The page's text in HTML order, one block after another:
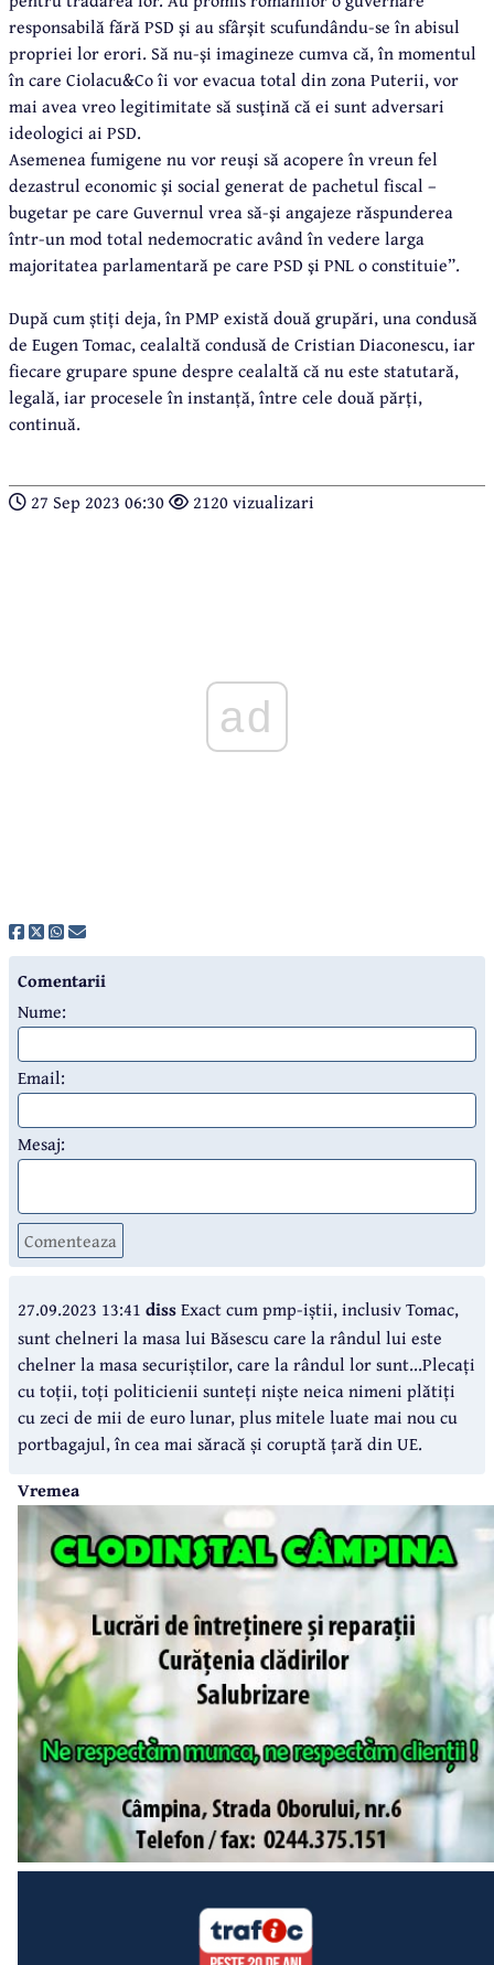
responsabilă fără PSD şi au sfârşit scufundându-se în abisul
propriei lor erori. Să nu-şi imagineze cumva că, în momentul
în care Ciolacu&Co îi vor evacua total din zona Puterii, vor
mai avea vreo legitimitate să susţină că ei sunt adversari
ideologici ai PSD.
Asemenea fumigene nu vor reuşi să acopere în vreun fel
dezastrul economic şi social generat de pachetul fiscal –
bugetar pe care Guvernul vrea să-şi angajeze răspunderea
într-un mod total nedemocratic având în vedere larga
majoritatea parlamentară pe care PSD şi PNL o constituie”.
După cum știți deja, în PMP există două grupări, una condusă
de Eugen Tomac, cealaltă condusă de Cristian Diaconescu, iar
fiecare grupare spune despre cealaltă că nu este statutară,
legală, iar procesele în instanță, între cele două părți,
continuă.
27 Sep 2023 06:30 2120 vizualizari
ad
Comentarii
Nume:
Email:
Mesaj:
Comenteaza
27.09.2023 13:41 dissExact cum pmp-iștii, inclusiv Tomac,
sunt chelneri la masa lui Băsescu care la rândul lui este
chelner la masa securiștilor, care la rândul lor sunt...Plecați
cu toții, toți politicienii sunteți niște neica nimeni plătiți
cu zeci de mii de euro lunar, plus mitele luate mai nou cu
portbagajul, în cea mai săracă și coruptă țară din UE.
Vremea